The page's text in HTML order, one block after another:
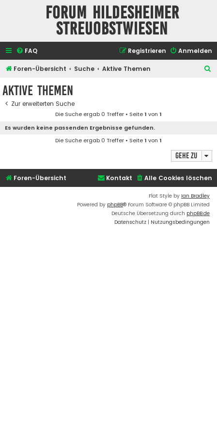
Forum Hildesheimer
Streuobstwiesen
FAQ Anmelden
Registrieren
Foren-Übersicht Suche Aktive Themen
Aktive Themen
Zur erweiterten Suche
Die Suche ergab 0 Treffer • Seite1 von 1
Es wurden keine passenden Ergebnisse gefunden.
Die Suche ergab 0 Treffer • Seite1 von 1
Gehe zu
Foren-Übersicht Alle Cookies löschen
Kontakt
Flat Style by Ian Bradley
Powered by phpBB® Forum Software © phpBB Limited
Deutsche Übersetzung durch phpBB.de
Datenschutz | Nutzungsbedingungen